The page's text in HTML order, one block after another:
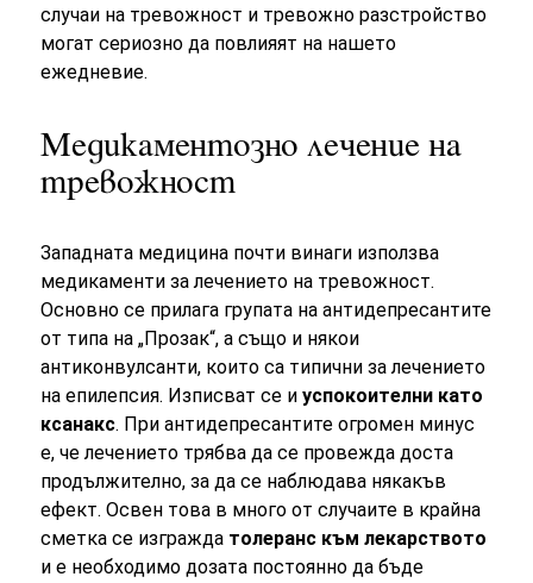
случаи на тревожност и тревожно разстройство
могат сериозно да повлияят на нашето
ежедневие.
Медикаментозно лечение на
тревожност
Западната медицина почти винаги използва
медикаменти за лечението на тревожност.
Основно се прилага групата на антидепресантите
от типа на „Прозак“, а също и някои
антиконвулсанти, които са типични за лечението
на епилепсия. Изписват се иуспокоителни като
ксанакс. При антидепресантите огромен минус
е, че лечението трябва да се провежда доста
продължително, за да се наблюдава някакъв
ефект. Освен това в много от случаите в крайна
сметка се изгражда толеранс към лекарството
и е необходимо дозата постоянно да бъде